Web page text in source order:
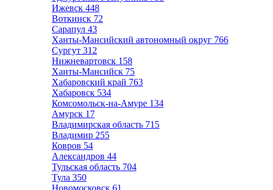
Ижевск 448
Воткинск 72
Сарапул 43
Ханты-Мансийский автономный округ 766
Сургут 312
Нижневартовск 158
Ханты-Мансийск 75
Хабаровский край 763
Хабаровск 534
Комсомольск-на-Амуре 134
Амурск 17
Владимирская область 715
Владимир 255
Ковров 54
Александров 44
Тульская область 704
Тула 350
Новомосковск 61